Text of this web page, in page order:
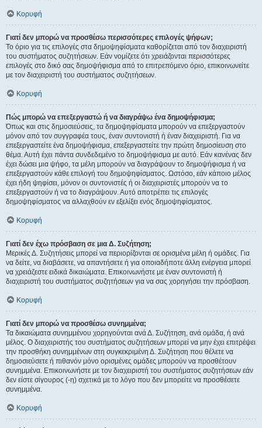
Κορυφή
Γιατί δεν μπορώ να προσθέσω περισσότερες επιλογές ψήφων;
Το όριο για τις επιλογές στα δημοψηφίσματα καθορίζεται από τον διαχειριστή
του συστήματος συζητήσεων. Εάν νομίζετε ότι χρειάζονται περισσότερες
επιλογές στο δικό σας δημοψήφισμα από το επιτρεπόμενο όριο, επικοινωνείτε
με τον διαχειριστή του συστήματος συζητήσεων.
Κορυφή
Πώς μπορώ να επεξεργαστώ ή να διαγράψω ένα δημοψήφισμα;
Όπως και στις δημοσιεύσεις, τα δημοψηφίσματα μπορούν να επεξεργαστούν
μόνον από τον συγγραφέα τους, έναν συντονιστή ή έναν διαχειριστή. Για να
επεξεργαστείτε ένα δημοψήφισμα, επεξεργαστείτε την πρώτη δημοσίευση στο
θέμα. Αυτή έχει πάντα συνδεδεμένο το δημοψήφισμα με αυτό. Εάν κανένας δεν
έχει δώσει μια ψήφο, τα μέλη μπορούν να διαγράψουν το δημοψήφισμα ή να
επεξεργαστούν κάθε επιλογή του δημοψηφίσματος. Ωστόσο, εάν κάποιο μέλος
έχει ήδη ψηφίσει, μόνον οι συντονιστές ή οι διαχειριστές μπορούν να το
επεξεργαστούν ή να το διαγράψουν. Αυτό αποτρέπει τις επιλογές
δημοψηφίσματος να αλλαχθούν εν εξελίξει ενός δημοψηφίσματος.
Κορυφή
Γιατί δεν έχω πρόσβαση σε μια Δ. Συζήτηση;
Μερικές Δ. Συζητήσεις μπορεί να περιορίζονται σε ορισμένα μέλη ή ομάδες. Για
να δείτε, να διαβάσετε, να απαντήσετε ή για οποιαδήποτε άλλη ενέργεια μπορεί
να χρειάζεστε ειδικά δικαιώματα. Επικοινωνήστε με έναν συντονιστή ή
διαχειριστή του συστήματος συζητήσεων για να σας χορηγήσει την πρόσβαση.
Κορυφή
Γιατί δεν μπορώ να προσθέσω συνημμένα;
Τα δικαιώματα συνημμένου χορηγούνται ανά Δ. Συζήτηση, ανά ομάδα, ή ανά
μέλος. Ο διαχειριστής του συστήματος συζητήσεων μπορεί να μην έχει επιτρέψει
την προσθήκη συνημμένων στη συγκεκριμένη Δ. Συζήτηση που θέλετε να
δημοσιεύσετε ή πιθανόν μόνο ορισμένες ομάδες μπορούν να προσθέτουν
συνημμένα. Επικοινωνήστε με τον διαχειριστή του συστήματος συζητήσεων εάν
δεν είστε σίγουρος (-η) σχετικά με το λόγο που δεν μπορείτε να προσθέσετε
συνημμένα.
Κορυφή